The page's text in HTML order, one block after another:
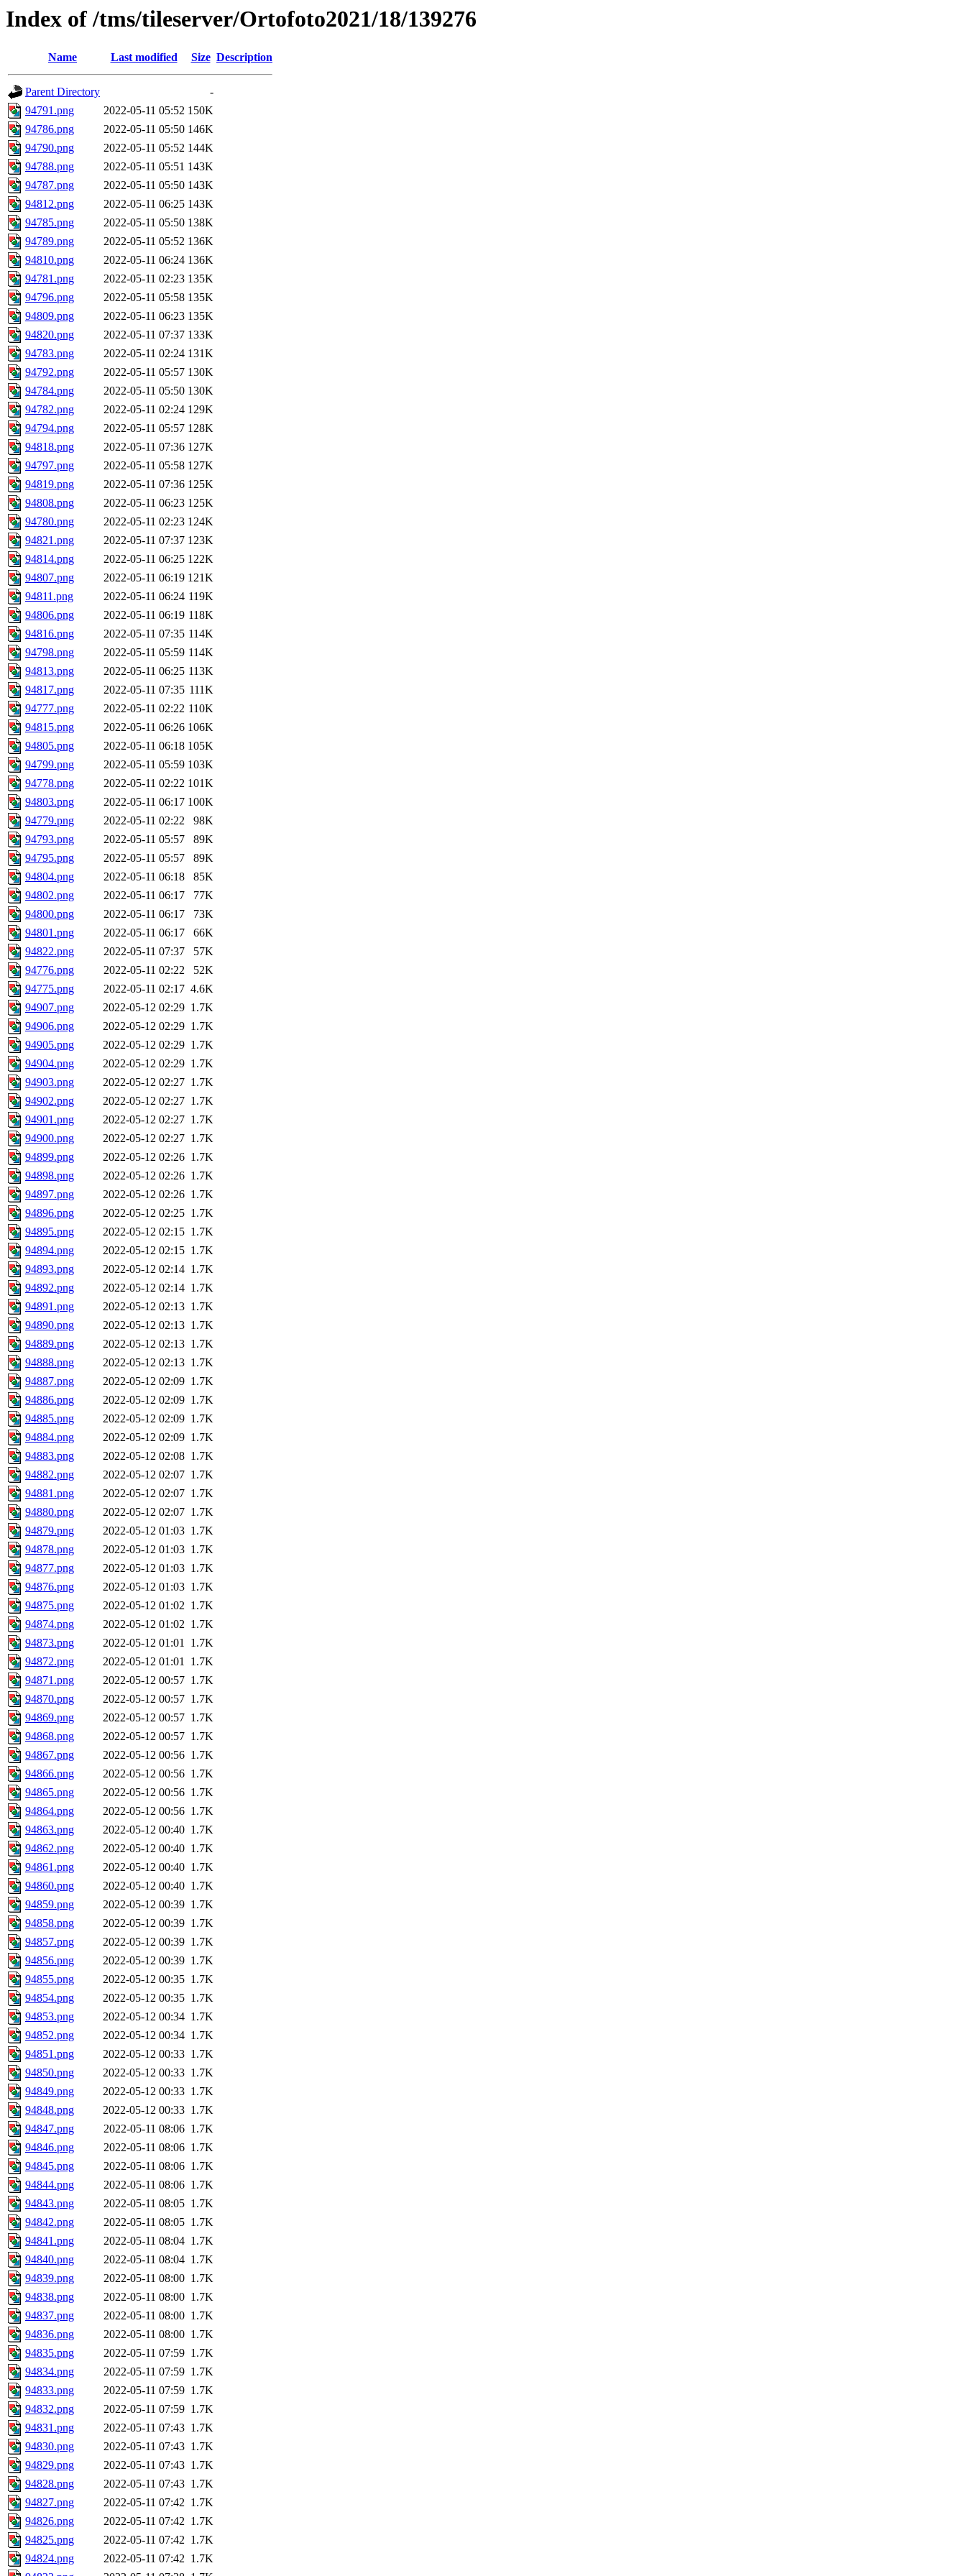
Index of /tms/tileserver/Ortofoto2021/18/139276
Name Last modified Size Description
Parent Directory
-
94791.png
2022-05-11 05:52 150K
94786.png
2022-05-11 05:50 146K
94790.png
2022-05-11 05:52 144K
94788.png
2022-05-11 05:51 143K
94787.png
2022-05-11 05:50 143K
94812.png
2022-05-11 06:25 143K
94785.png
2022-05-11 05:50 138K
94789.png
2022-05-11 05:52 136K
94810.png
2022-05-11 06:24 136K
94781.png
2022-05-11 02:23 135K
94796.png
2022-05-11 05:58 135K
94809.png
2022-05-11 06:23 135K
94820.png
2022-05-11 07:37 133K
94783.png
2022-05-11 02:24 131K
94792.png
2022-05-11 05:57 130K
94784.png
2022-05-11 05:50 130K
94782.png
2022-05-11 02:24 129K
94794.png
2022-05-11 05:57 128K
94818.png
2022-05-11 07:36 127K
94797.png
2022-05-11 05:58 127K
94819.png
2022-05-11 07:36 125K
94808.png
2022-05-11 06:23 125K
94780.png
2022-05-11 02:23 124K
94821.png
2022-05-11 07:37 123K
94814.png
2022-05-11 06:25 122K
94807.png
2022-05-11 06:19 121K
94811.png
2022-05-11 06:24 119K
94806.png
2022-05-11 06:19 118K
94816.png
2022-05-11 07:35 114K
94798.png
2022-05-11 05:59 114K
94813.png
2022-05-11 06:25 113K
94817.png
2022-05-11 07:35 111K
94777.png
2022-05-11 02:22 110K
94815.png
2022-05-11 06:26 106K
94805.png
2022-05-11 06:18 105K
94799.png
2022-05-11 05:59 103K
94778.png
2022-05-11 02:22 101K
94803.png
2022-05-11 06:17 100K
94779.png
2022-05-11 02:22
98K
94793.png
2022-05-11 05:57
89K
94795.png
2022-05-11 05:57
89K
94804.png
2022-05-11 06:18
85K
94802.png
2022-05-11 06:17
77K
94800.png
2022-05-11 06:17
73K
94801.png
2022-05-11 06:17
66K
94822.png
2022-05-11 07:37
57K
94776.png
2022-05-11 02:22
52K
94775.png
2022-05-11 02:17 4.6K
94907.png
2022-05-12 02:29 1.7K
94906.png
2022-05-12 02:29 1.7K
94905.png
2022-05-12 02:29 1.7K
94904.png
2022-05-12 02:29 1.7K
94903.png
2022-05-12 02:27 1.7K
94902.png
2022-05-12 02:27 1.7K
94901.png
2022-05-12 02:27 1.7K
94900.png
2022-05-12 02:27 1.7K
94899.png
2022-05-12 02:26 1.7K
94898.png
2022-05-12 02:26 1.7K
94897.png
2022-05-12 02:26 1.7K
94896.png
2022-05-12 02:25 1.7K
94895.png
2022-05-12 02:15 1.7K
94894.png
2022-05-12 02:15 1.7K
94893.png
2022-05-12 02:14 1.7K
94892.png
2022-05-12 02:14 1.7K
94891.png
2022-05-12 02:13 1.7K
94890.png
2022-05-12 02:13 1.7K
94889.png
2022-05-12 02:13 1.7K
94888.png
2022-05-12 02:13 1.7K
94887.png
2022-05-12 02:09 1.7K
94886.png
2022-05-12 02:09 1.7K
94885.png
2022-05-12 02:09 1.7K
94884.png
2022-05-12 02:09 1.7K
94883.png
2022-05-12 02:08 1.7K
94882.png
2022-05-12 02:07 1.7K
94881.png
2022-05-12 02:07 1.7K
94880.png
2022-05-12 02:07 1.7K
94879.png
2022-05-12 01:03 1.7K
94878.png
2022-05-12 01:03 1.7K
94877.png
2022-05-12 01:03 1.7K
94876.png
2022-05-12 01:03 1.7K
94875.png
2022-05-12 01:02 1.7K
94874.png
2022-05-12 01:02 1.7K
94873.png
2022-05-12 01:01 1.7K
94872.png
2022-05-12 01:01 1.7K
94871.png
2022-05-12 00:57 1.7K
94870.png
2022-05-12 00:57 1.7K
94869.png
2022-05-12 00:57 1.7K
94868.png
2022-05-12 00:57 1.7K
94867.png
2022-05-12 00:56 1.7K
94866.png
2022-05-12 00:56 1.7K
94865.png
2022-05-12 00:56 1.7K
94864.png
2022-05-12 00:56 1.7K
94863.png
2022-05-12 00:40 1.7K
94862.png
2022-05-12 00:40 1.7K
94861.png
2022-05-12 00:40 1.7K
94860.png
2022-05-12 00:40 1.7K
94859.png
2022-05-12 00:39 1.7K
94858.png
2022-05-12 00:39 1.7K
94857.png
2022-05-12 00:39 1.7K
94856.png
2022-05-12 00:39 1.7K
94855.png
2022-05-12 00:35 1.7K
94854.png
2022-05-12 00:35 1.7K
94853.png
2022-05-12 00:34 1.7K
94852.png
2022-05-12 00:34 1.7K
94851.png
2022-05-12 00:33 1.7K
94850.png
2022-05-12 00:33 1.7K
94849.png
2022-05-12 00:33 1.7K
94848.png
2022-05-12 00:33 1.7K
94847.png
2022-05-11 08:06 1.7K
94846.png
2022-05-11 08:06 1.7K
94845.png
2022-05-11 08:06 1.7K
94844.png
2022-05-11 08:06 1.7K
94843.png
2022-05-11 08:05 1.7K
94842.png
2022-05-11 08:05 1.7K
94841.png
2022-05-11 08:04 1.7K
94840.png
2022-05-11 08:04 1.7K
94839.png
2022-05-11 08:00 1.7K
94838.png
2022-05-11 08:00 1.7K
94837.png
2022-05-11 08:00 1.7K
94836.png
2022-05-11 08:00 1.7K
94835.png
2022-05-11 07:59 1.7K
94834.png
2022-05-11 07:59 1.7K
94833.png
2022-05-11 07:59 1.7K
94832.png
2022-05-11 07:59 1.7K
94831.png
2022-05-11 07:43 1.7K
94830.png
2022-05-11 07:43 1.7K
94829.png
2022-05-11 07:43 1.7K
94828.png
2022-05-11 07:43 1.7K
94827.png
2022-05-11 07:42 1.7K
94826.png
2022-05-11 07:42 1.7K
94825.png
2022-05-11 07:42 1.7K
94824.png
2022-05-11 07:42 1.7K